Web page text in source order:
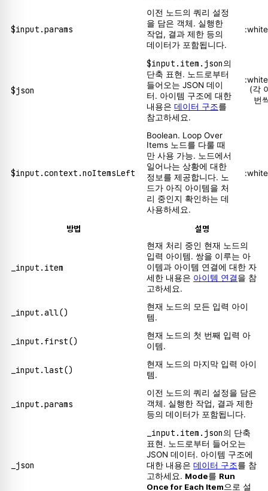
$input.params
이전 노드의 쿼리 설정
을 담은 객체. 실행한
작업, 결과 제한 등의
데이터가 포함됩니다.
$json
$input.item.json의
단축 표현. 노드로부터
들어오는 JSON 데이
터. 아이템 구조에 대한
내용은데이터 구조를
참고하세요.
(각
번
$input.context.noItemsLeft
Boolean. Loop Over
Items 노드를 다룰 때
만 사용 가능. 노드에서
일어나는 상황에 대한
정보를 제공합니다. 노
드가 아직 아이템을 처
리 중인지 확인하는 데
사용하세요.
방법 설명
_input.item
현재 처리 중인 현재 노드의
입력 아이템. 쌍을 이루는 아
이템과 아이템 연결에 대한 자
세한 내용은 아이템 연결을 참
고하세요.
_input.all()
현재 노드의 모든 입력 아이
템.
_input.first()
현재 노드의 첫 번째 입력 아
이템.
_input.last()
현재 노드의 마지막 입력 아이
템.
_input.params
이전 노드의 쿼리 설정을 담은
객체. 실행한 작업, 결과 제한
등의 데이터가 포함됩니다.
_json
_input.item.json의 단축
표현. 노드로부터 들어오는
JSON 데이터. 아이템 구조에
대한 내용은데이터 구조를 참
고하세요. Mode를 Run
Once for Each Item으로 설